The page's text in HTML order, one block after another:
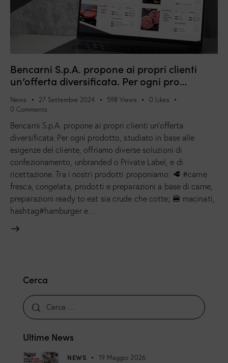
Bencarni S.p.A. propone ai propri clienti
un’offerta diversificata. Per ogni pro…
News 27 Settembre 2024 598 Views 0 Likes
0 Comments
Bencarni S.p.A. propone ai propri clienti un’offerta
diversificata. Per ogni prodotto, studiato in base alle
esigenze del cliente, offriamo diverse soluzioni di
confezionamento, unbranded o Private Label, e di
ricettazione. Tra i nostri prodotti proponiamo: 🥩 #carne
fresca, congelata, prodotti e preparazioni a base di carne,
preparazioni ready to eat sia crude che cotte; 🍔 macinati,
hashtag#hamburger e…
Cerca
Ultime News
NEWS 19 Maggio 2026